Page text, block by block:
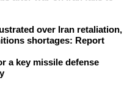
over Iran retaliation,
shortages: Report
a key missile defense